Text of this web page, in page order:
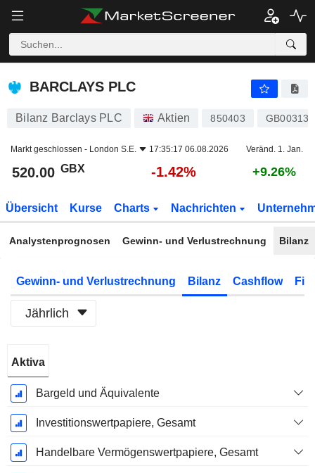
BARCLAYS PLC
BARCLAYS PLC
Bilanz Barclays PLC Aktien 850403
Markt geschlossen - London S.E. 17:35:17 06.08.2026 Veränd. 1. Jan.
520.00 GBX -1.42% +9.26%
Übersicht Kurse Charts Nachrichten
Analystenprognosen Gewinn- und Verlustrechnung Bilanz
Gewinn- und Verlustrechnung Bilanz Cashflow
Jährlich
Geschäftsjahres:
Dezember
Aktiva
Bargeld und Äquivalente
Investitionswertpapiere, Gesamt
Handelbare Vermögenswertpapiere, Gesamt